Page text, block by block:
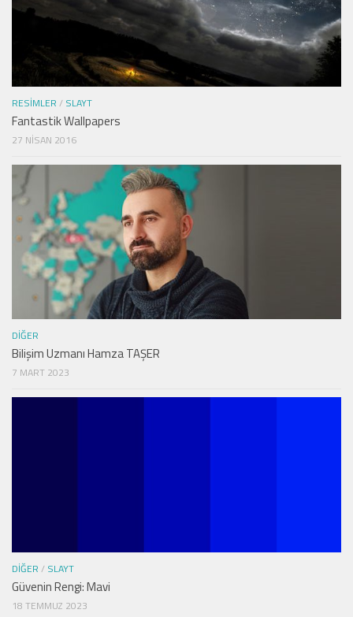
RESIMLER / SLAYT
Fantastik Wallpapers
27 NISAN 2016
DIĞER
Bilişim Uzmanı Hamza TAŞER
7 MART 2023
DIĞER / SLAYT
Güvenin Rengi: Mavi
18 TEMMUZ 2023